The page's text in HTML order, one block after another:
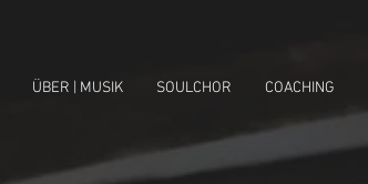
ÜBER | MUSIK SOULCHOR COACHING